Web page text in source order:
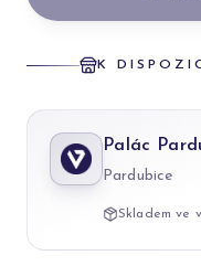
K
Palác
Pardubice
Skladem ve